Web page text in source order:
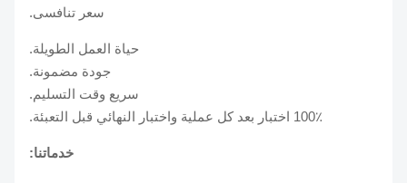
سعر تنافسى.
حياة العمل الطويلة.
جودة مضمونة.
سريع وقت التسليم.
خدماتنا: